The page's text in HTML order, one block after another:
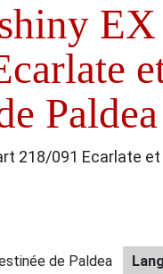
Paldea
218/091 Ecarlate
de Paldea